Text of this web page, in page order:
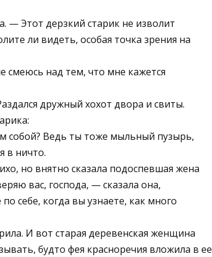
Этот дерзкий старик не изволит
ли видеть, особая точка зрения на
над тем, что мне кажется
дружный хохот двора и свиты.
собой? Ведь ты тоже мыльный пузырь,
в ничто.
но внятно сказала подоспевшая жена
вас, господа, — сказала она,
себе, когда вы узнаете, как много
И вот старая деревенская женщина
будто фея красноречия вложила в ее